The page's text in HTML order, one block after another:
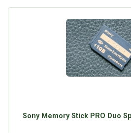
Sony Memory Stick PRO Duo